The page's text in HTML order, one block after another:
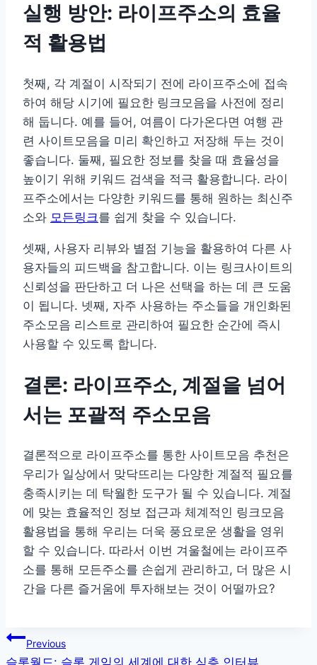
실행 방안: 라이프주소의 효율
적 활용법
첫째, 각 계절이 시작되기 전에 라이프주소에 접속
하여 해당 시기에 필요한 링크모음을 사전에 정리
해 둡니다. 예를 들어, 여름이 다가온다면 여행 관
련 사이트모음을 미리 확인하고 저장해 두는 것이
좋습니다. 둘째, 필요한 정보를 찾을 때 효율성을
높이기 위해 키워드 검색을 적극 활용합니다. 라이
프주소에서는 다양한 키워드를 통해 원하는 최신주
소와 모든링크를 쉽게 찾을 수 있습니다.
셋째, 사용자 리뷰와 별점 기능을 활용하여 다른 사
용자들의 피드백을 참고합니다. 이는 링크사이트의
신뢰성을 판단하고 더 나은 선택을 하는 데 큰 도움
이 됩니다. 넷째, 자주 사용하는 주소들을 개인화된
주소모음 리스트로 관리하여 필요한 순간에 즉시
사용할 수 있도록 합니다.
결론: 라이프주소, 계절을 넘어
서는 포괄적 주소모음
결론적으로 라이프주소를 통한 사이트모음 추천은
우리가 일상에서 맞닥뜨리는 다양한 계절적 필요를
충족시키는 데 탁월한 도구가 될 수 있습니다. 계절
에 맞는 효율적인 정보 접근과 체계적인 링크모음
활용법을 통해 우리는 더욱 풍요로운 생활을 영위
할 수 있습니다. 따라서 이번 겨울철에는 라이프주
소를 통해 모든주소를 손쉽게 관리하고, 더 많은 시
간을 다른 즐거움에 투자해보는 것이 어떨까요?
글Previous
슬롯월드: 슬롯 게임의 세계에 대한 심층 인터뷰